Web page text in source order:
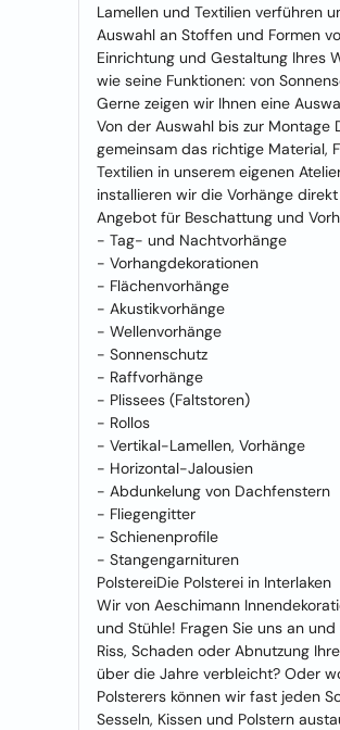
Lamellen und Textilien verführen
Auswahl an Stoffen und Formen
Einrichtung und Gestaltung Ihres
wie seine Funktionen: von
Gerne zeigen wir Ihnen eine
Von der Auswahl bis zur Montage
gemeinsam das richtige Material,
Textilien in unserem eigenen
installieren wir die Vorhänge
Angebot für Beschattung und
- Tag- und Nachtvorhänge
- Vorhangdekorationen
- Flächenvorhänge
- Akustikvorhänge
- Wellenvorhänge
- Sonnenschutz
- Raffvorhänge
- Plissees (Faltstoren)
- Rollos
- Vertikal-Lamellen, Vorhänge
- Horizontal-Jalousien
- Abdunkelung von Dachfenstern
- Fliegengitter
- Schienenprofile
- Stangengarnituren
PolstereiDie Polsterei in Interlaken
Wir von Aeschimann
und Stühle! Fragen Sie uns an
Riss, Schaden oder Abnutzung
über die Jahre verbleicht? Oder
Polsterers können wir fast jeden
Sesseln, Kissen und Polstern